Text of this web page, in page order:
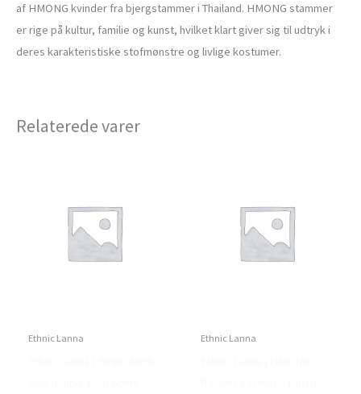
af HMONG kvinder fra bjergstammer i Thailand. HMONG stammer
er rige på kultur, familie og kunst, hvilket klart giver sig til udtryk i
deres karakteristiske stofmønstre og livlige kostumer.
Relaterede varer
Ethnic Lanna Ethnic Lanna